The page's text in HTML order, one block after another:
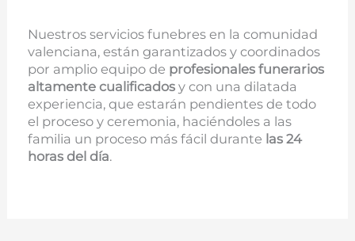
Nuestros servicios funebres en la comunidad
valenciana, están garantizados y coordinados
por amplio equipo de profesionales funerarios
altamente cualificados y con una dilatada
experiencia, que estarán pendientes de todo
el proceso y ceremonia, haciéndoles a las
familia un proceso más fácil durante las 24
horas del día.